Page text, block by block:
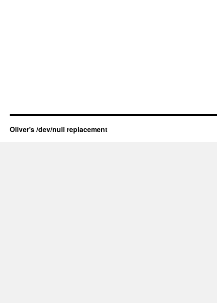
Oliver's /dev/null replacement